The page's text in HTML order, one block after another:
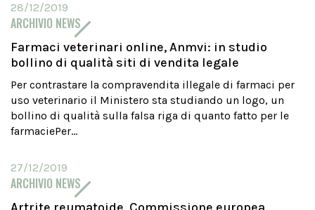
28/12/2019
ARCHIVIO NEWS
Farmaci veterinari online, Anmvi: in studio
bollino di qualità siti di vendita legale
Per contrastare la compravendita illegale di farmaci per
uso veterinario il Ministero sta studiando un logo, un
bollino di qualità sulla falsa riga di quanto fatto per le
farmaciePer...
27/12/2019
ARCHIVIO NEWS